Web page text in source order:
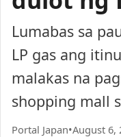
Lumabas sa
LP gas ang
malakas na
shopping mall
Portal Japan•August 6,